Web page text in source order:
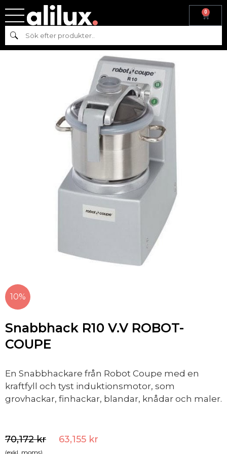
0
Sök
Hem
COUPE
10%
Snabbhack R10 V.V ROBOT-
COUPE
En Snabbhackare från Robot Coupe med en
kraftfyll och tyst induktionsmotor, som
grovhackar, finhackar, blandar, knådar och maler.
70,172kr 63,155 kr
(exkl. moms)